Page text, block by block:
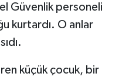
Güvenlik personeli
kurtardı. O anlar
küçük çocuk, bir